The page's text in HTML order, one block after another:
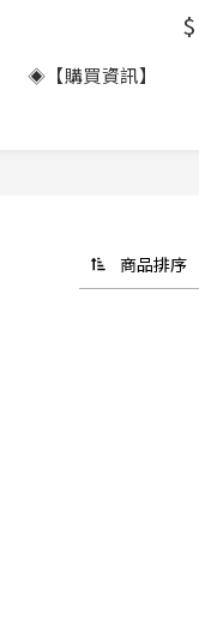
$
◈【購買資訊】
商品排序